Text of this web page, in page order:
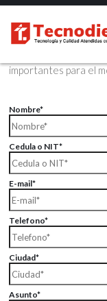
Contáctenos Vía
Envíenos sus datos
importantes para el
Nombre*
Cedula o NIT*
E-mail*
Telefono*
Ciudad*
Asunto*